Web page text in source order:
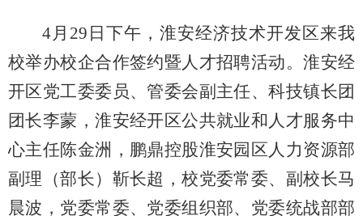
4月29日下午，淮安经济技术开发区来我
校举办校企合作签约暨人才招聘活动。淮安经
开区党工委委员、管委会副主任、科技镇长团
团长李蒙，淮安经开区公共就业和人才服务中
心主任陈金洲，鹏鼎控股淮安园区人力资源部
副理（部长）靳长超，校党委常委、副校长马
晨波，党委常委、党委组织部、党委统战部部